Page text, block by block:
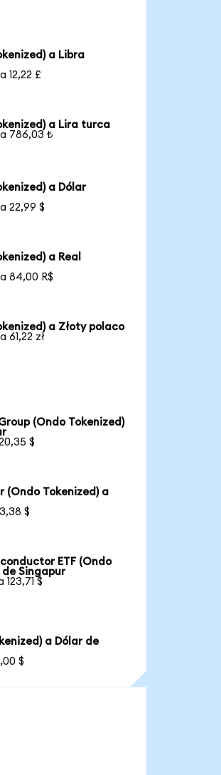
a Libra
12,22 £
a Lira turca
786,03 ₺
a Dólar
22,99 $
a Real
84,00 R$
a Złoty polaco
61,22 zł
(Ondo Tokenized)
$
(Ondo Tokenized) a
$
ETF (Ondo
de Singapur
123,71 $
a Dólar de
$